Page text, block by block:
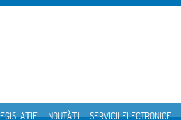
NOUTĂȚI SERVICII ELECTRONICE